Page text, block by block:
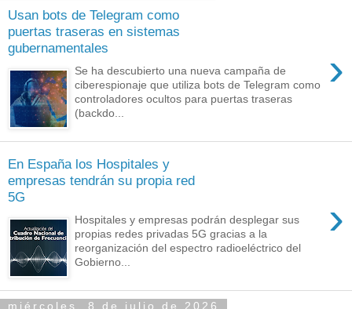
Usan bots de Telegram como
puertas traseras en sistemas
gubernamentales
›
Se ha descubierto una nueva campaña de
ciberespionaje que utiliza bots de Telegram como
controladores ocultos para puertas traseras
(backdo...
En España los Hospitales y
empresas tendrán su propia red
5G
›
Hospitales y empresas podrán desplegar sus
propias redes privadas 5G gracias a la
reorganización del espectro radioeléctrico del
Gobierno...
miércoles, 8 de julio de 2026